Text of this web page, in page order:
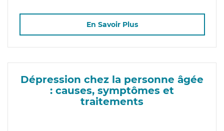
En Savoir Plus
Dépression chez la personne âgée
: causes, symptômes et
traitements